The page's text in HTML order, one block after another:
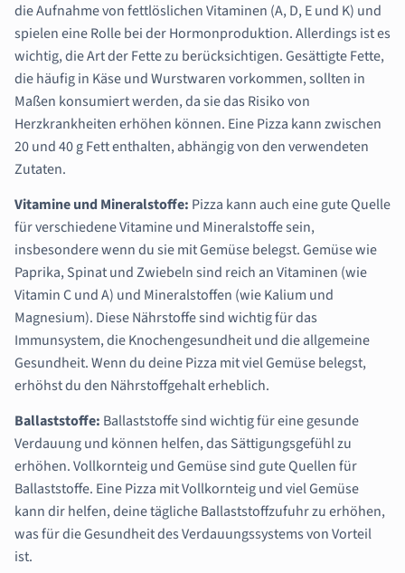
die Aufnahme von fettlöslichen Vitaminen (A, D, E und K) und
spielen eine Rolle bei der Hormonproduktion. Allerdings ist es
wichtig, die Art der Fette zu berücksichtigen. Gesättigte Fette,
die häufig in Käse und Wurstwaren vorkommen, sollten in
Maßen konsumiert werden, da sie das Risiko von
Herzkrankheiten erhöhen können. Eine Pizza kann zwischen
20 und 40 g Fett enthalten, abhängig von den verwendeten
Zutaten.
Vitamine und Mineralstoffe: Pizza kann auch eine gute Quelle
für verschiedene Vitamine und Mineralstoffe sein,
insbesondere wenn du sie mit Gemüse belegst. Gemüse wie
Paprika, Spinat und Zwiebeln sind reich an Vitaminen (wie
Vitamin C und A) und Mineralstoffen (wie Kalium und
Magnesium). Diese Nährstoffe sind wichtig für das
Immunsystem, die Knochengesundheit und die allgemeine
Gesundheit. Wenn du deine Pizza mit viel Gemüse belegst,
erhöhst du den Nährstoffgehalt erheblich.
Ballaststoffe: Ballaststoffe sind wichtig für eine gesunde
Verdauung und können helfen, das Sättigungsgefühl zu
erhöhen. Vollkornteig und Gemüse sind gute Quellen für
Ballaststoffe. Eine Pizza mit Vollkornteig und viel Gemüse
kann dir helfen, deine tägliche Ballaststoffzufuhr zu erhöhen,
was für die Gesundheit des Verdauungssystems von Vorteil
ist.